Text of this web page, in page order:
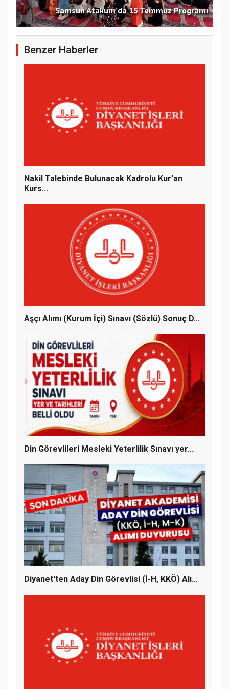
Samsun Atakum’da 15 Temmuz Programı
Doğanyol'da Temel Dini Bilgiler Sınavı
Gerçekleştirildi
Benzer Haberler
Nakil Talebinde Bulunacak Kadrolu Kur’an
Kurs...
Aşçı Alımı (Kurum İçi) Sınavı (Sözlü) Sonuç D...
Din Görevlileri Mesleki Yeterlilik Sınavı yer...
Diyanet'ten Aday Din Görevlisi (İ-H, KKÖ) Alı...